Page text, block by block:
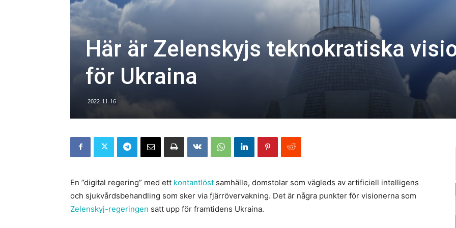
Här är Zelenskyjs teknokratiska
för Ukraina
2022-11-16
En ”digital regering” med ett kontantlöst samhälle, domstolar som vägleds av artificiell intelligens
och sjukvårdsbehandling som sker via fjärrövervakning. Det är några punkter för visionerna som
Zelenskyj-regeringen satt upp för framtidens Ukraina.